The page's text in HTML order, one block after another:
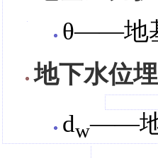
θ——地
地下水位
dw——地